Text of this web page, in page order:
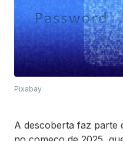
Pixabay
A descoberta faz parte